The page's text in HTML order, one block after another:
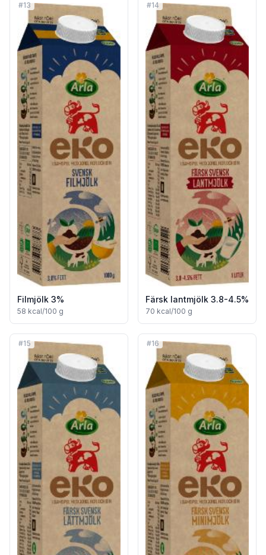
#13
Filmjölk 3%
58 kcal/100 g
#14
Färsk lantmjölk 3.8-4.5%
70 kcal/100 g
#15 #16